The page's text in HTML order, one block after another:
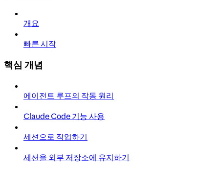
개요
빠른 시작
핵심 개념
에이전트 루프의 작동 원리
Claude Code 기능 사용
세션으로 작업하기
세션을 외부 저장소에 유지하기